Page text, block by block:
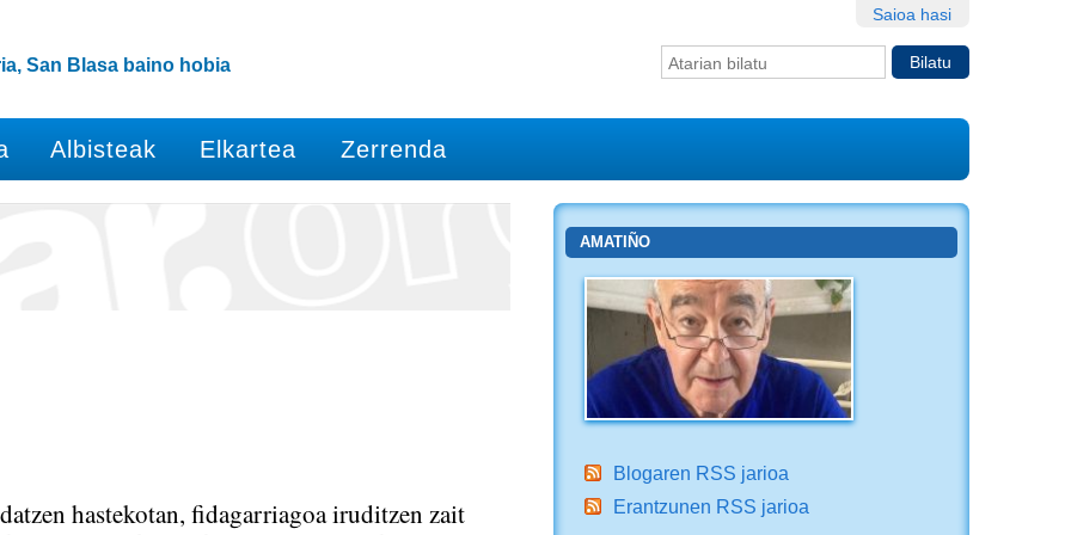
Saioa hasi
Bilatu atarian
San Blasa baino hobia
Albisteak Elkartea Zerrenda
hastekotan, fidagarriagoa iruditzen zait
AMATIÑO
Blogaren RSS jarioa
Erantzunen RSS jarioa